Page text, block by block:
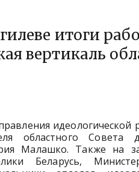
итоги
вертикаль
областного Совета
Малашко. Также на
Беларусь,